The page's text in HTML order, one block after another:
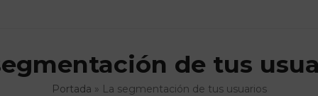
de tus
Portada » La segmentación de tus usuarios